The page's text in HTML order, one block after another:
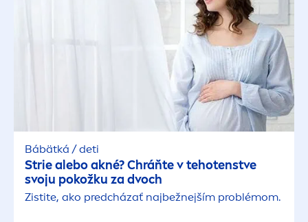
Bábätká / deti
Strie alebo akné? Chráňte v tehotenstve
svoju pokožku za dvoch
Zistite, ako predcházať najbežnejším problémom.